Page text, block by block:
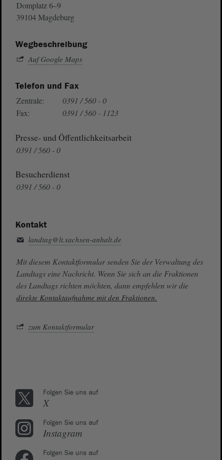
Domplatz 6–9
39104 Magdeburg
Wegbeschreibung
Auf Google Maps
Telefon und Fax
Zentrale:
0391 / 560 - 0
Fax:
0391 / 560 - 1123
Presse- und Öffentlichkeitsarbeit
0391 / 560 - 0
Besucherdienst
0391 / 560 - 0
Kontakt
landtag@lt.sachsen-anhalt.de
Mit diesem Kontaktformular senden Sie der Verwaltung des
Landtags eine Nachricht. Wenn Sie sich an die Fraktionen
des Landtags richten möchten, dann empfehlen wir die
direkte Kontaktaufnahme mit den Fraktionen.
zum Kontaktformular
Folgen Sie uns auf
X
Folgen Sie uns auf
Instagram
Folgen Sie uns auf